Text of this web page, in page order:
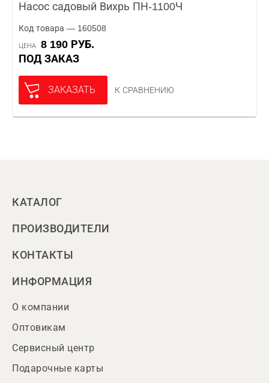
Насос садовый Вихрь ПН-1100Ч
Код товара — 160508
ЦЕНА
8 190 РУБ.
ПОД ЗАКАЗ
ЗАКАЗАТЬ К СРАВНЕНИЮ
КАТАЛОГ
ПРОИЗВОДИТЕЛИ
КОНТАКТЫ
ИНФОРМАЦИЯ
О компании
Оптовикам
Сервисный центр
Подарочные карты